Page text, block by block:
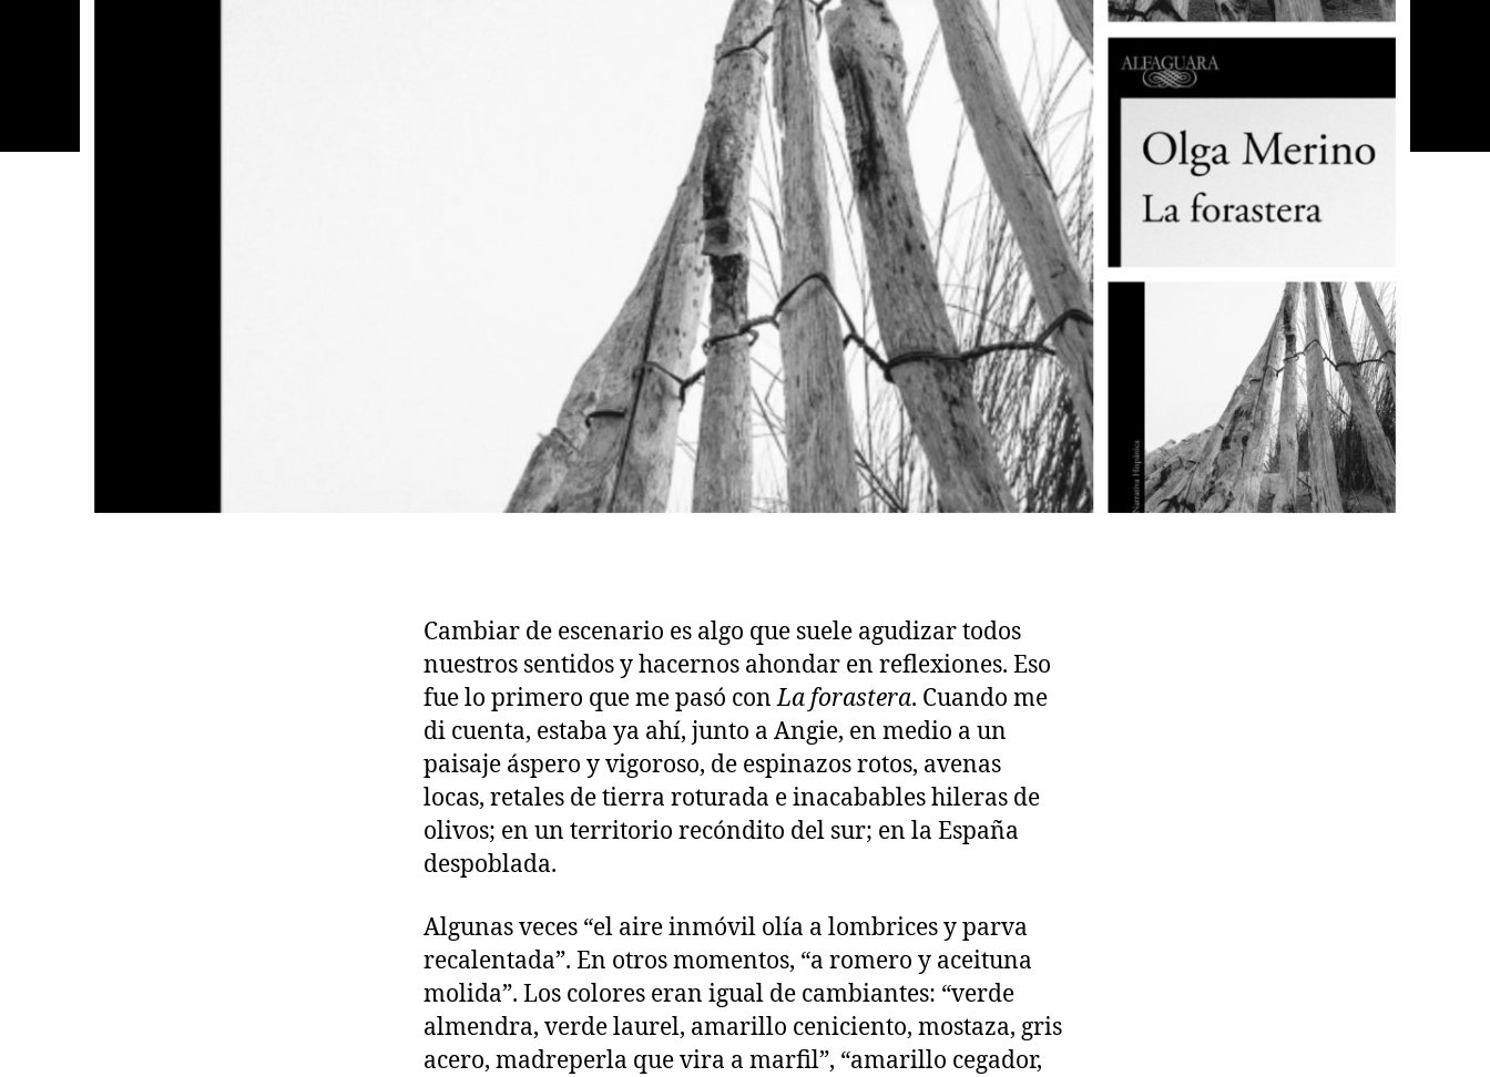
Cambiar de escenario es algo que suele agudizar todos
nuestros sentidos y hacernos ahondar en reflexiones. Eso
fue lo primero que me pasó conLa forastera. Cuando me
di cuenta, estaba ya ahí, junto a Angie, en medio a un
paisaje áspero y vigoroso, de espinazos rotos, avenas
locas, retales de tierra roturada e inacabables hileras de
olivos; en un territorio recóndito del sur; en la España
despoblada.
Algunas veces “el aire inmóvil olía a lombrices y parva
recalentada”. En otros momentos, “a romero y aceituna
molida”. Los colores eran igual de cambiantes: “verde
almendra, verde laurel, amarillo ceniciento, mostaza, gris
acero, madreperla que vira a marfil”, “amarillo cegador,